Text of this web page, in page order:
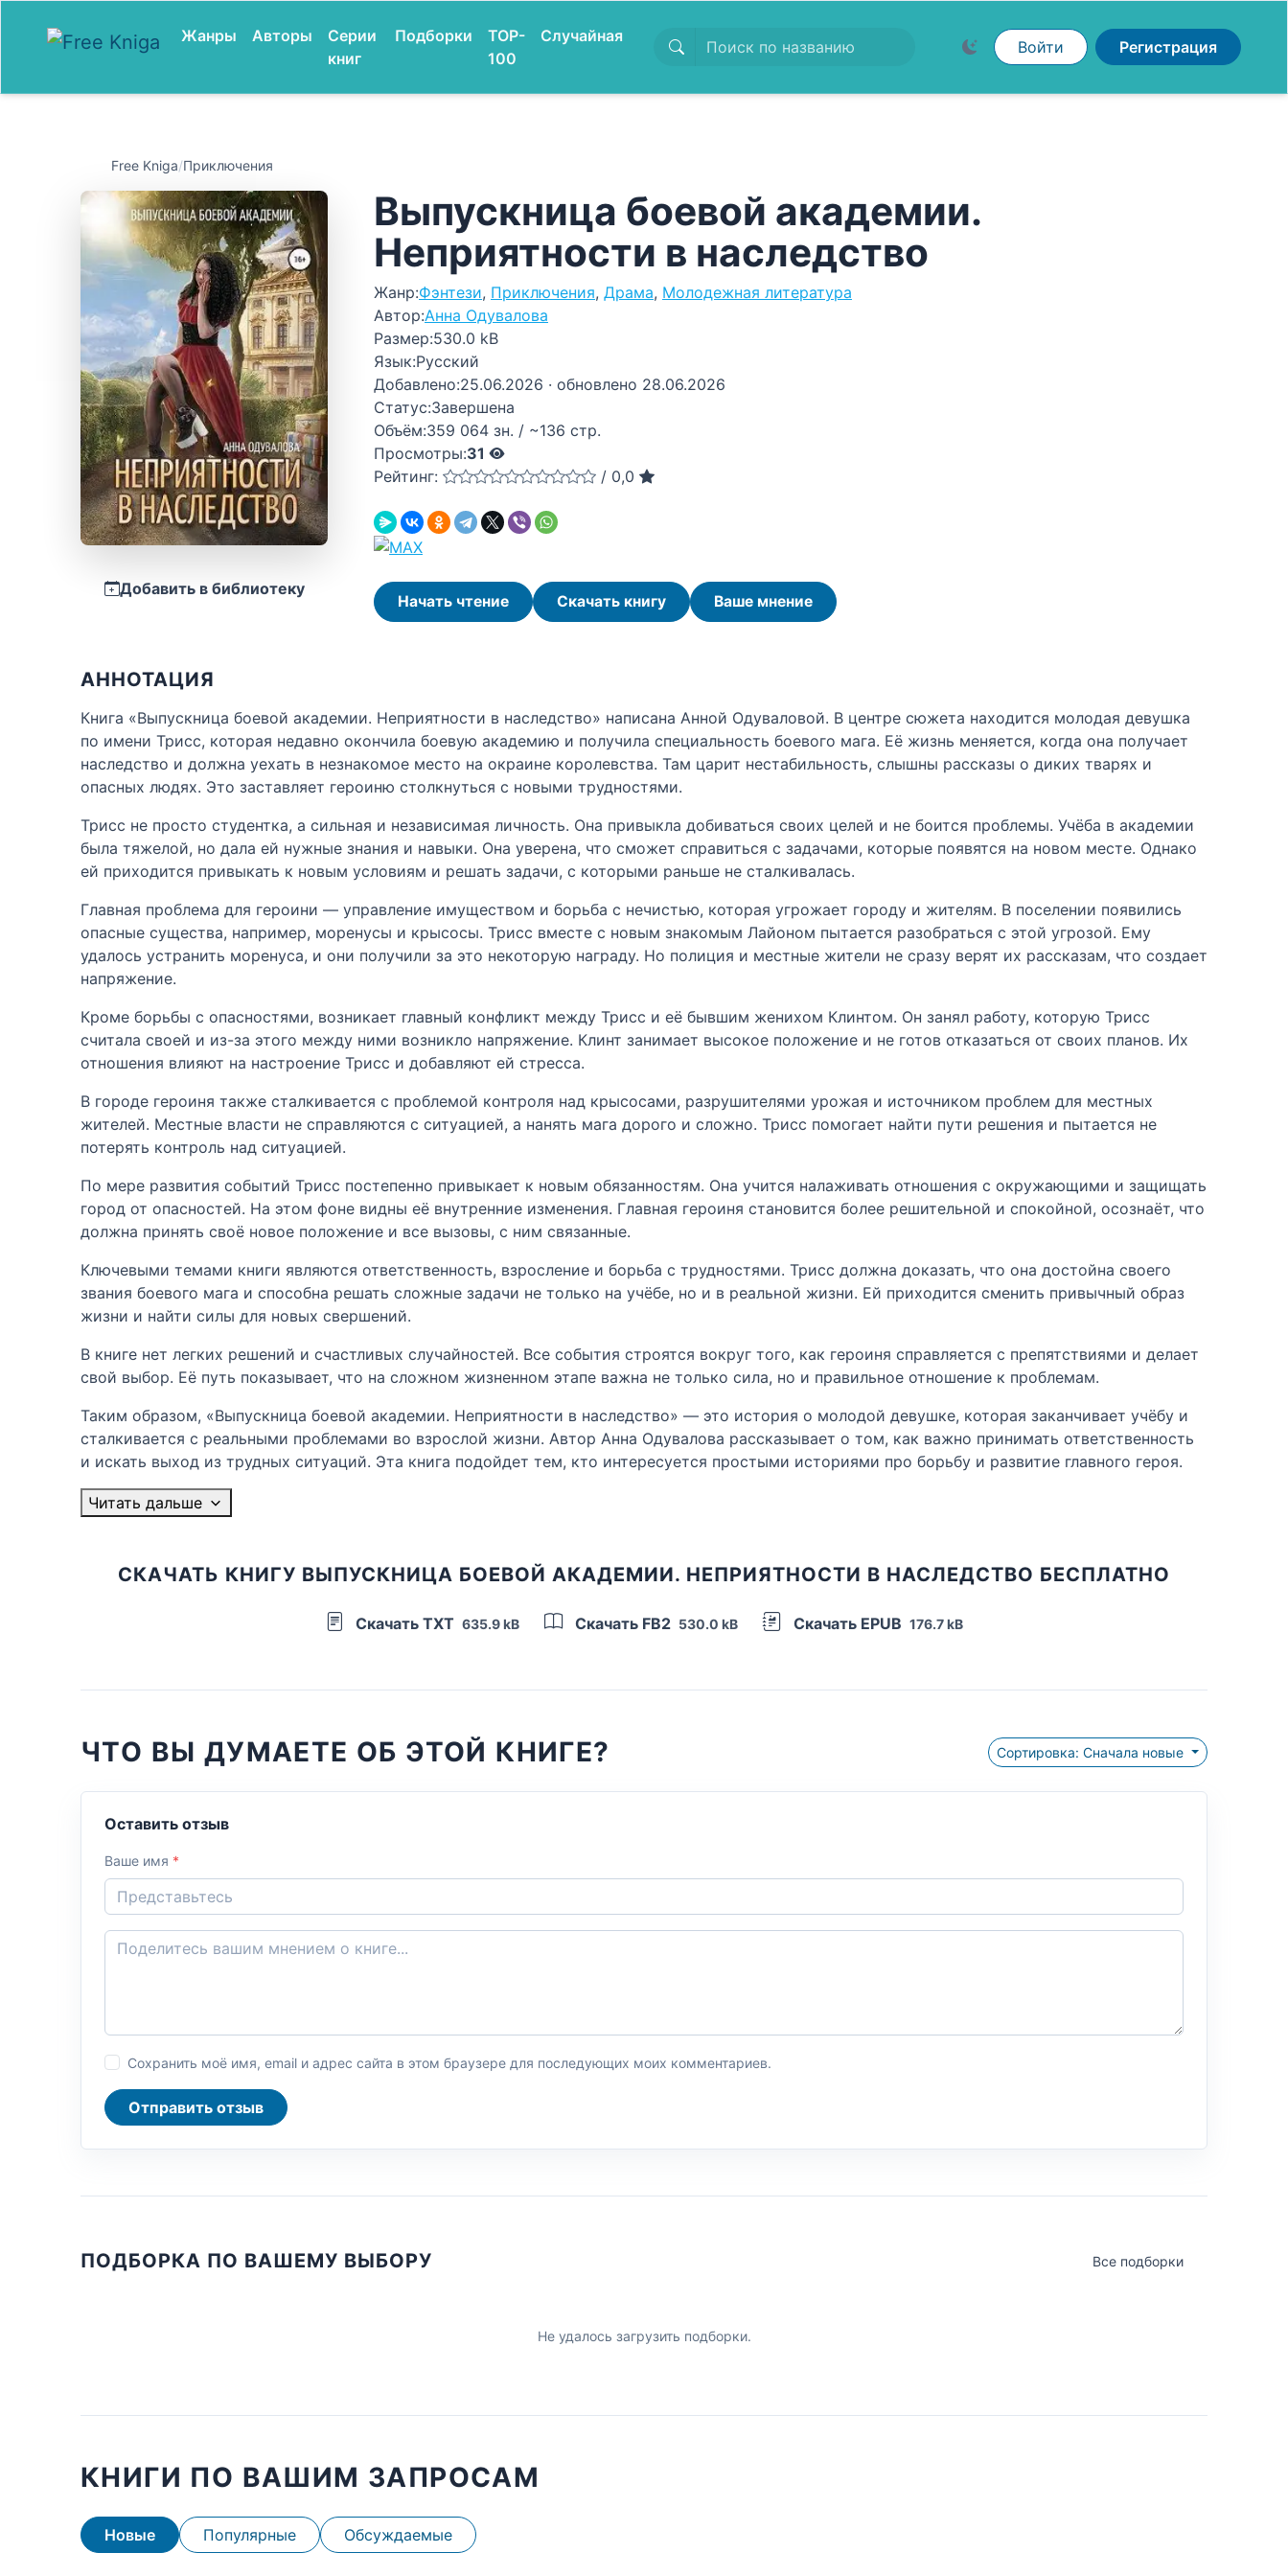
Жанры Авторы
Серии
книг
Подборки
TOP-
100
Случайная
Войти Регистрация
Free Kniga/Приключения
Добавить в библиотеку
Выпускница боевой академии.
Неприятности в наследство
Жанр:Фэнтези, Приключения, Драма, Молодежная литература
Автор:Анна Одувалова
Размер:530.0 kB
Язык:Русский
Добавлено:25.06.2026 · обновлено 28.06.2026
Статус:Завершена
Объём:359 064 зн. / ~136 стр.
Просмотры:31
Рейтинг:
/ 0,0
Начать чтение Скачать книгу Ваше мнение
АННОТАЦИЯ
Книга «Выпускница боевой академии. Неприятности в наследство» написана Анной Одуваловой. В центре сюжета находится молодая девушка
по имени Трисс, которая недавно окончила боевую академию и получила специальность боевого мага. Её жизнь меняется, когда она получает
наследство и должна уехать в незнакомое место на окраине королевства. Там царит нестабильность, слышны рассказы о диких тварях и
опасных людях. Это заставляет героиню столкнуться с новыми трудностями.
Трисс не просто студентка, а сильная и независимая личность. Она привыкла добиваться своих целей и не боится проблемы. Учёба в академии
была тяжелой, но дала ей нужные знания и навыки. Она уверена, что сможет справиться с задачами, которые появятся на новом месте. Однако
ей приходится привыкать к новым условиям и решать задачи, с которыми раньше не сталкивалась.
Главная проблема для героини — управление имуществом и борьба с нечистью, которая угрожает городу и жителям. В поселении появились
опасные существа, например, моренусы и крысосы. Трисс вместе с новым знакомым Лайоном пытается разобраться с этой угрозой. Ему
удалось устранить моренуса, и они получили за это некоторую награду. Но полиция и местные жители не сразу верят их рассказам, что создает
напряжение.
Кроме борьбы с опасностями, возникает главный конфликт между Трисс и её бывшим женихом Клинтом. Он занял работу, которую Трисс
считала своей и из-за этого между ними возникло напряжение. Клинт занимает высокое положение и не готов отказаться от своих планов. Их
отношения влияют на настроение Трисс и добавляют ей стресса.
В городе героиня также сталкивается с проблемой контроля над крысосами, разрушителями урожая и источником проблем для местных
жителей. Местные власти не справляются с ситуацией, а нанять мага дорого и сложно. Трисс помогает найти пути решения и пытается не
потерять контроль над ситуацией.
По мере развития событий Трисс постепенно привыкает к новым обязанностям. Она учится налаживать отношения с окружающими и защищать
город от опасностей. На этом фоне видны её внутренние изменения. Главная героиня становится более решительной и спокойной, осознаёт, что
должна принять своё новое положение и все вызовы, с ним связанные.
Ключевыми темами книги являются ответственность, взросление и борьба с трудностями. Трисс должна доказать, что она достойна своего
звания боевого мага и способна решать сложные задачи не только на учёбе, но и в реальной жизни. Ей приходится сменить привычный образ
жизни и найти силы для новых свершений.
В книге нет легких решений и счастливых случайностей. Все события строятся вокруг того, как героиня справляется с препятствиями и делает
свой выбор. Её путь показывает, что на сложном жизненном этапе важна не только сила, но и правильное отношение к проблемам.
Таким образом, «Выпускница боевой академии. Неприятности в наследство» — это история о молодой девушке, которая заканчивает учёбу и
сталкивается с реальными проблемами во взрослой жизни. Автор Анна Одувалова рассказывает о том, как важно принимать ответственность
и искать выход из трудных ситуаций. Эта книга подойдет тем, кто интересуется простыми историями про борьбу и развитие главного героя.
Читать дальше
СКАЧАТЬ КНИГУ ВЫПУСКНИЦА БОЕВОЙ АКАДЕМИИ. НЕПРИЯТНОСТИ В НАСЛЕДСТВО БЕСПЛАТНО
Скачать TXT 635.9 kB Скачать FB2 530.0 kB Скачать EPUB 176.7 kB
ЧТО ВЫ ДУМАЕТЕ ОБ ЭТОЙ КНИГЕ? Сортировка: Сначала новые
Оставить отзыв
Ваше имя *
Сохранить моё имя, email и адрес сайта в этом браузере для последующих моих комментариев.
Отправить отзыв
ПОДБОРКА ПО ВАШЕМУ ВЫБОРУ Все подборки
Не удалось загрузить подборки.
КНИГИ ПО ВАШИМ ЗАПРОСАМ
Новые Популярные Обсуждаемые